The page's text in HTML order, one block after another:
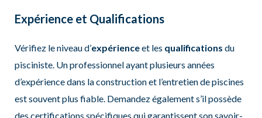
Expérience et Qualifications
Vérifiez le niveau d’expérienceet les qualifications du
pisciniste. Un professionnel ayant plusieurs années
d’expérience dans la construction et l’entretien de piscines
est souvent plus fiable. Demandez également s’il possède
des certifications spécifiques qui garantissent son savoir-